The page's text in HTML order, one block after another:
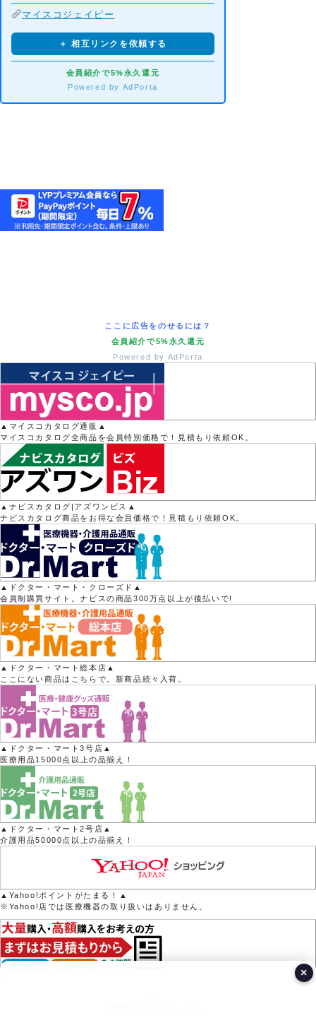
マイスコジェイピー
＋ 相互リンクを依頼する
会員紹介で5%永久還元
Powered by AdPorta
ここに広告をのせるには？
会員紹介で5%永久還元
Powered by AdPorta
▲マイスコカタログ通販▲
マイスコカタログ全商品を会員特別価格で！見積もり依頼OK。
▲ナビスカタログ|アズワンビス▲
ナビスカタログ商品をお得な会員価格で！見積もり依頼OK。
▲ドクター・マート・クローズド▲
会員制購買サイト。ナビスの商品300万点以上が後払いで!
▲ドクター・マート総本店▲
ここにない商品はこちらで。新商品続々入荷。
▲ドクター・マート3号店▲
医療用品15000点以上の品揃え！
▲ドクター・マート2号店▲
介護用品50000点以上の品揃え！
▲Yahoo!ポイントがたまる！▲
※Yahoo!店では医療機器の取り扱いはありません。
×